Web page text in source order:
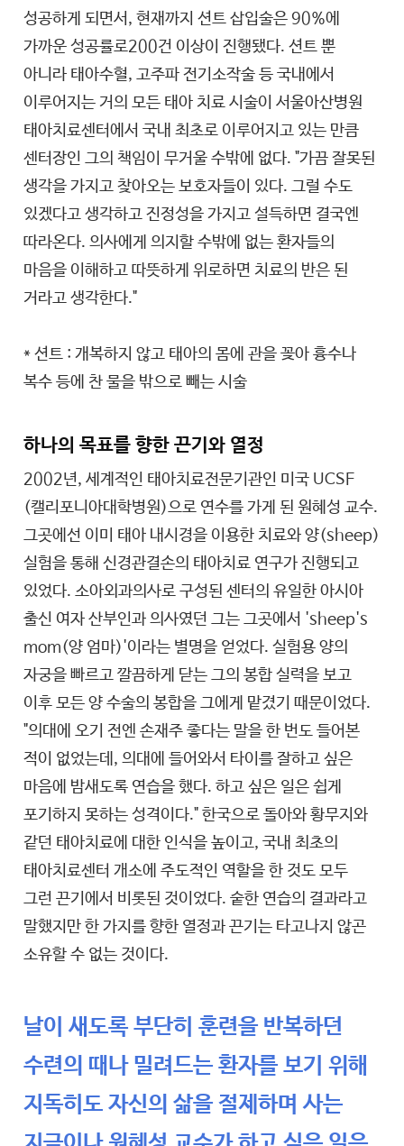
성공하게 되면서, 현재까지 션트 삽입술은 90%에
가까운 성공률로200건 이상이 진행됐다. 션트 뿐
아니라 태아수혈, 고주파 전기소작술 등 국내에서
이루어지는 거의 모든 태아 치료 시술이 서울아산병원
태아치료센터에서 국내 최초로 이루어지고 있는 만큼
센터장인 그의 책임이 무거울 수밖에 없다. "가끔 잘못된
생각을 가지고 찾아오는 보호자들이 있다. 그럴 수도
있겠다고 생각하고 진정성을 가지고 설득하면 결국엔
따라온다. 의사에게 의지할 수밖에 없는 환자들의
마음을 이해하고 따뜻하게 위로하면 치료의 반은 된
거라고 생각한다."
* 션트 : 개복하지 않고 태아의 몸에 관을 꽂아 흉수나
복수 등에 찬 물을 밖으로 빼는 시술
하나의 목표를 향한 끈기와 열정
2002년, 세계적인 태아치료전문기관인 미국 UCSF
(캘리포니아대학병원)으로 연수를 가게 된 원혜성 교수.
그곳에선 이미 태아 내시경을 이용한 치료와 양(sheep)
실험을 통해 신경관결손의 태아치료 연구가 진행되고
있었다. 소아외과의사로 구성된 센터의 유일한 아시아
출신 여자 산부인과 의사였던 그는 그곳에서 'sheep's
mom(양 엄마)'이라는 별명을 얻었다. 실험용 양의
자궁을 빠르고 깔끔하게 닫는 그의 봉합 실력을 보고
이후 모든 양 수술의 봉합을 그에게 맡겼기 때문이었다.
"의대에 오기 전엔 손재주 좋다는 말을 한 번도 들어본
적이 없었는데, 의대에 들어와서 타이를 잘하고 싶은
마음에 밤새도록 연습을 했다. 하고 싶은 일은 쉽게
포기하지 못하는 성격이다." 한국으로 돌아와 황무지와
같던 태아치료에 대한 인식을 높이고, 국내 최초의
태아치료센터 개소에 주도적인 역할을 한 것도 모두
그런 끈기에서 비롯된 것이었다. 숱한 연습의 결과라고
말했지만 한 가지를 향한 열정과 끈기는 타고나지 않곤
소유할 수 없는 것이다.
날이 새도록 부단히 훈련을 반복하던
수련의 때나 밀려드는 환자를 보기 위해
지독히도 자신의 삶을 절제하며 사는